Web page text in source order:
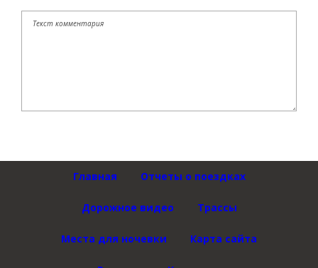
Главная Отчеты о поездках
Дорожное видео Трассы
Места для ночевки Карта сайта